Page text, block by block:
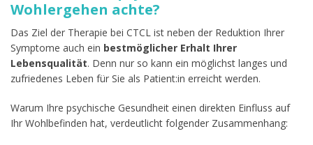
Wohlergehen achte?
Das Ziel der Therapie bei CTCL ist neben der Reduktion Ihrer
Symptome auch ein bestmöglicher Erhalt Ihrer
Lebensqualität. Denn nur so kann ein möglichst langes und
zufriedenes Leben für Sie als Patient:in erreicht werden.
Warum Ihre psychische Gesundheit einen direkten Einfluss auf
Ihr Wohlbefinden hat, verdeutlicht folgender Zusammenhang: